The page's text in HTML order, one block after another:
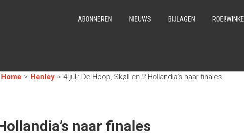
ABONNEREN NIEUWS BIJLAGEN ROEI!WINKEL
Home > Henley > 4 juli: De Hoop, Skøll en 2 Hollandia’s naar finales
naar finales